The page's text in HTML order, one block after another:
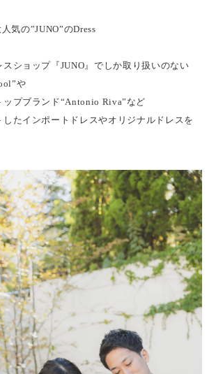
気の”JUNO”のDress
ショップ『JUNO』でしか取り扱いのない
や
ップブランド“Antonio Riva”など
たインポートドレスやオリジナルドレスを